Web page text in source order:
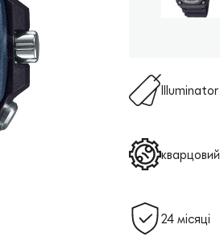
Illuminator
кварцовий
24 місяці